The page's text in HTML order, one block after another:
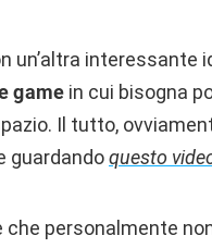
un’altra interessante
game in cui bisogna
Il tutto,
guardandoquesto
che personalmente